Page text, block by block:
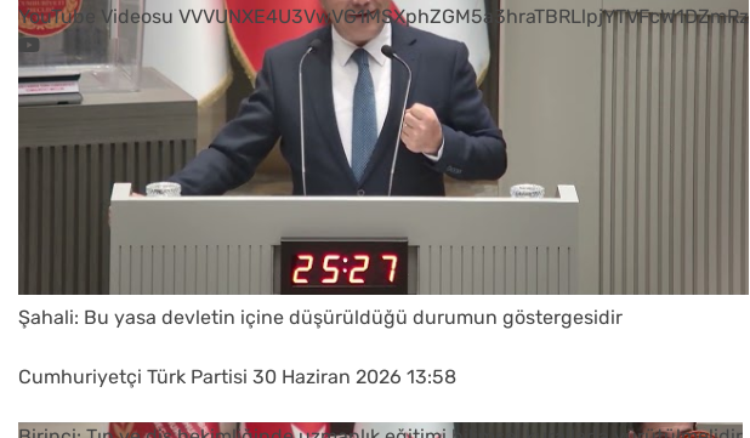
YouTube Videosu VVVUNXE4U3VwVG1MSXphZGM5a3hraTBRLlpjYTVFcW1DZmRz
Şahali: Bu yasa devletin içine düşürüldüğü durumun göstergesidir
Cumhuriyetçi Türk Partisi 30 Haziran 2026 13:58